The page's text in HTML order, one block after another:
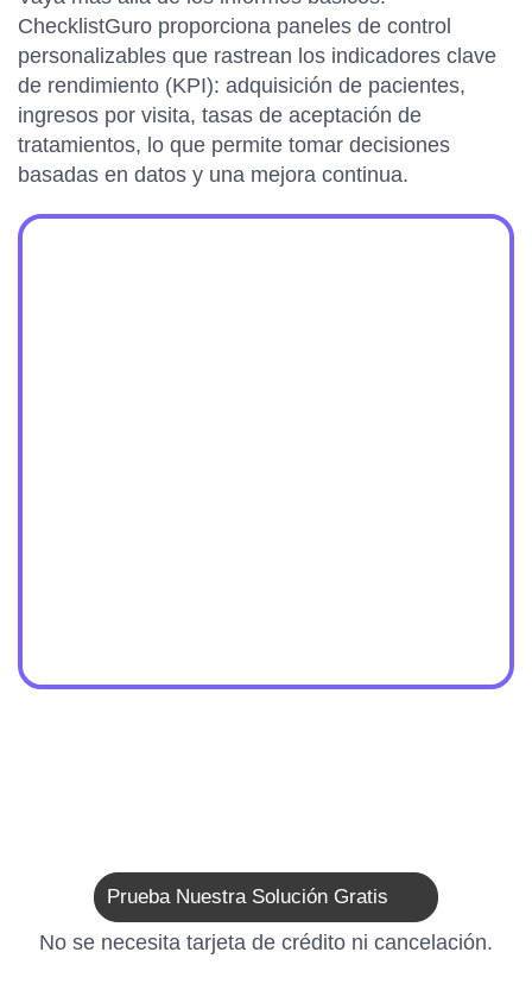
ChecklistGuro proporciona paneles de control
personalizables que rastrean los indicadores clave
de rendimiento (KPI): adquisición de pacientes,
ingresos por visita, tasas de aceptación de
tratamientos, lo que permite tomar decisiones
basadas en datos y una mejora continua.
Prueba Nuestra Solución Gratis
No se necesita tarjeta de crédito ni cancelación.